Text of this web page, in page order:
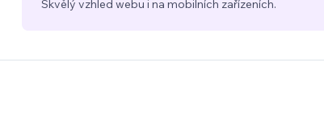
Skvělý vzhled webu i na mobilních zařízeních.